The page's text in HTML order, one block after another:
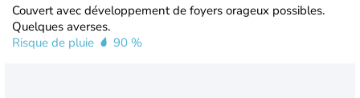
Couvert avec développement de foyers orageux possibles.
Quelques averses.
Risque de pluie
90 %